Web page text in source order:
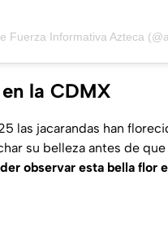
Fuerza Informativa Azteca
la CDMX
las jacarandas han
su belleza antes de
observar esta bella flor